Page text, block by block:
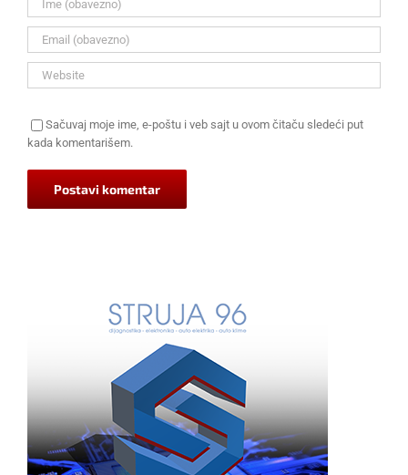
Sačuvaj moje ime, e-poštu i veb sajt u ovom čitaču sledeći put
kada komentarišem.